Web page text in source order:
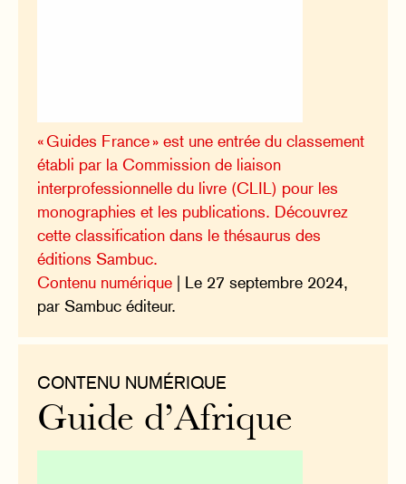
« Guides France » est une entrée du classement
établi par la Commission de liaison
interprofessionnelle du livre (CLIL) pour les
monographies et les publications. Découvrez
cette classification dans le thésaurus des
éditions Sambuc.
Contenu numérique | Le 27 septembre 2024,
par Sambuc éditeur.
CONTENU NUMÉRIQUE
Guide d’Afrique